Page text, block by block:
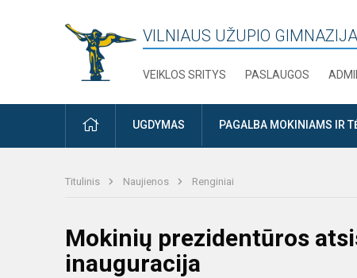
VILNIAUS UŽUPIO GIMNAZIJA
VEIKLOS SRITYS PASLAUGOS
PRADŽIAUGDYMAS PAGALBA MOKINIAMS IR
Titulinis Naujienos Renginiai
Mokinių prezidentūros
inauguracija